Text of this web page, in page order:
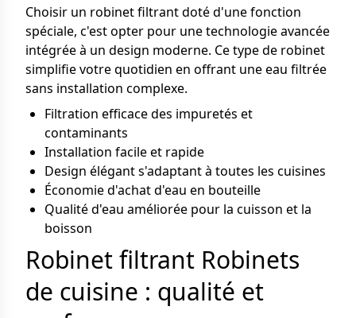
Choisir un robinet filtrant doté d'une fonction
spéciale, c'est opter pour une technologie avancée
intégrée à un design moderne. Ce type de robinet
simplifie votre quotidien en offrant une eau filtrée
sans installation complexe.
Filtration efficace des impuretés et
contaminants
Installation facile et rapide
Design élégant s'adaptant à toutes les cuisines
Économie d'achat d'eau en bouteille
Qualité d'eau améliorée pour la cuisson et la
boisson
Robinet filtrant Robinets
de cuisine : qualité et